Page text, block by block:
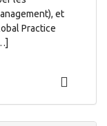
et
Practice